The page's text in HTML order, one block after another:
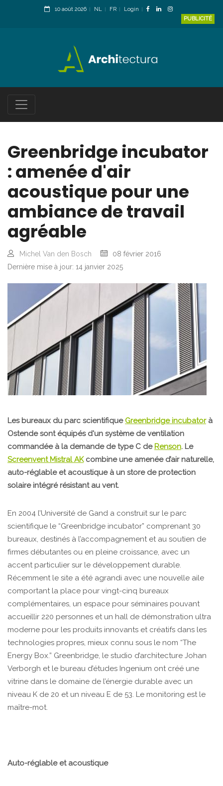
10 août 2026 NL FR
Login
PUBLICITÉ
Greenbridge incubator
: amenée d'air
acoustique pour une
ambiance de travail
agréable
Michel Van den Bosch
08 février 2016
Dernière mise à jour: 14 janvier 2025
Les bureaux du parc scientifique Greenbridge incubatorà
Ostende sont équipés d'un système de ventilation
commandée à la demande de type C de Renson. Le
Screenvent Mistral AKcombine une amenée d’air naturelle,
auto-réglable et acoustique à un store de protection
solaire intégré résistant au vent.
En 2004 l’Université de Gand a construit sur le parc
scientifique le “Greenbridge incubator” comprenant 30
bureaux, destinés à l’accompagnement et au soutien de
firmes débutantes ou en pleine croissance, avec un
accent particulier sur le développement durable.
Récemment le site a été agrandi avec une nouvelle aile
comportant la place pour vingt-cinq bureaux
complémentaires, un espace pour séminaires pouvant
accueillir 220 personnes et un hall de démonstration ultra
moderne pour les produits innovants et créatifs dans les
technologies propres, mieux connu sous le nom “The
Energy Box.” Greenbridge, le studio d’architecture Johan
Verborgh et le bureau d’études Ingenium ont créé une
vitrine dans le domaine de l’énergie durable avec un
niveau K de 20 et un niveau E de 53. Le monitoring est le
maître-mot.
Auto-réglable et acoustique